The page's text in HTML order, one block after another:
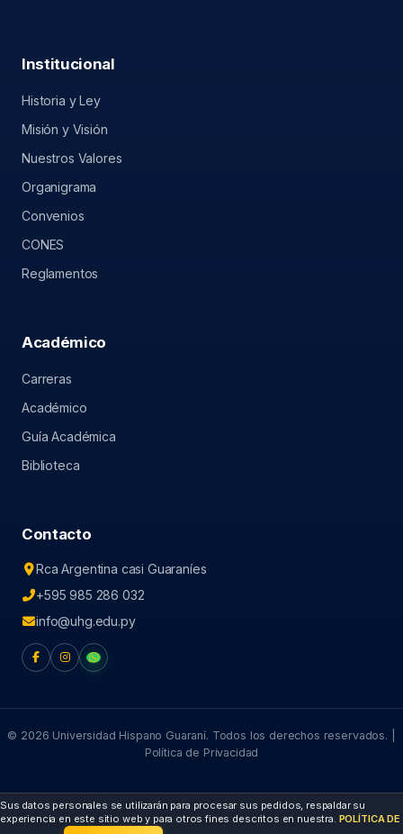
Institucional
Historia y Ley
Misión y Visión
Nuestros Valores
Organigrama
Convenios
CONES
Reglamentos
Académico
Carreras
Académico
Guía Académica
Biblioteca
Contacto
Rca Argentina casi Guaraníes
+595 985 286 032
info@uhg.edu.py
© 2026 Universidad Hispano Guaraní. Todos los derechos reservados. |
Política de Privacidad
Tamano de texto
Escala de grises
Resaltar enlaces
Cursor grande
Guia de lectura
Sus datos personales se utilizarán para procesar sus pedidos, respaldar su
experiencia en este sitio web y para otros fines descritos en nuestra. POLÍTICA DE